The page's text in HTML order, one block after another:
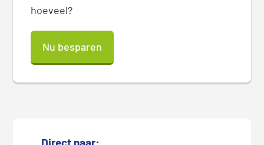
hoeveel?
Nu besparen
Direct naar: